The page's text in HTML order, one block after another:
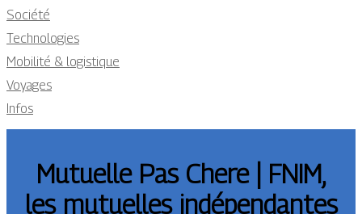
Société
Technologies
Mobilité & logistique
Voyages
Infos
Mutuelle Pas Chere | FNIM,
les mutuelles indépen­dan­tes